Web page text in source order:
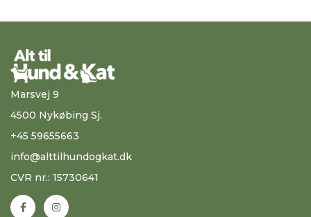
Marsvej 9
4500 Nykøbing Sj.
+45 59655663
info@alttilhundogkat.dk
CVR nr.: 15730641